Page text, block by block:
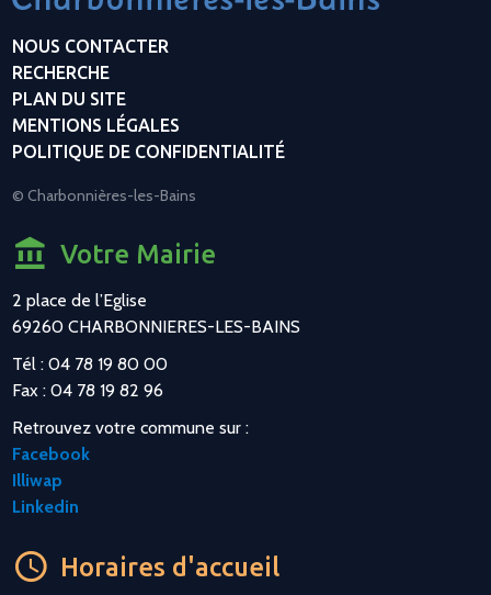
NOUS CONTACTER
RECHERCHE
PLAN DU SITE
MENTIONS LÉGALES
POLITIQUE DE CONFIDENTIALITÉ
© Charbonnières-les-Bains
Votre Mairie
2 place de l’Eglise
69260 CHARBONNIERES-LES-BAINS
Tél : 04 78 19 80 00
Fax : 04 78 19 82 96
Retrouvez votre commune sur :
Facebook
Illiwap
Linkedin
Horaires d'accueil